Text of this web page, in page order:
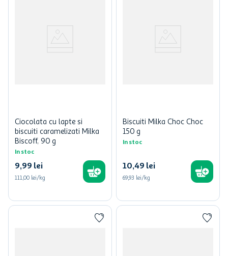
Ciocolata cu lapte si
biscuiti caramelizati Milka
Biscoff, 90 g
In stoc
9,99 lei
111,00 lei/kg
Biscuiti Milka Choc Choc
150 g
In stoc
10,49 lei
69,93 lei/kg